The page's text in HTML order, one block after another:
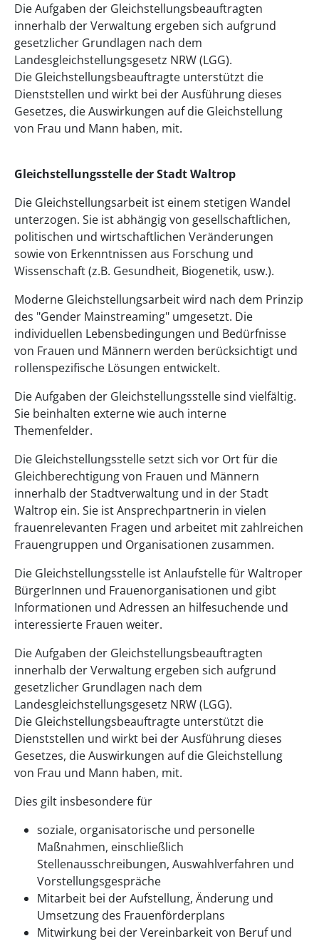
Die Aufgaben der Gleichstellungsbeauftragten
innerhalb der Verwaltung ergeben sich aufgrund
gesetzlicher Grundlagen nach dem
Landesgleichstellungsgesetz NRW (LGG).
Die Gleichstellungsbeauftragte unterstützt die
Dienststellen und wirkt bei der Ausführung dieses
Gesetzes, die Auswirkungen auf die Gleichstellung
von Frau und Mann haben, mit.
Gleichstellungsstelle der Stadt Waltrop
Die Gleichstellungsarbeit ist einem stetigen Wandel
unterzogen. Sie ist abhängig von gesellschaftlichen,
politischen und wirtschaftlichen Veränderungen
sowie von Erkenntnissen aus Forschung und
Wissenschaft (z.B. Gesundheit, Biogenetik, usw.).
Moderne Gleichstellungsarbeit wird nach dem Prinzip
des "Gender Mainstreaming" umgesetzt. Die
individuellen Lebensbedingungen und Bedürfnisse
von Frauen und Männern werden berücksichtigt und
rollenspezifische Lösungen entwickelt.
Die Aufgaben der Gleichstellungsstelle sind vielfältig.
Sie beinhalten externe wie auch interne
Themenfelder.
Die Gleichstellungsstelle setzt sich vor Ort für die
Gleichberechtigung von Frauen und Männern
innerhalb der Stadtverwaltung und in der Stadt
Waltrop ein. Sie ist Ansprechpartnerin in vielen
frauenrelevanten Fragen und arbeitet mit zahlreichen
Frauengruppen und Organisationen zusammen.
Die Gleichstellungsstelle ist Anlaufstelle für Waltroper
BürgerInnen und Frauenorganisationen und gibt
Informationen und Adressen an hilfesuchende und
interessierte Frauen weiter.
Die Aufgaben der Gleichstellungsbeauftragten
innerhalb der Verwaltung ergeben sich aufgrund
gesetzlicher Grundlagen nach dem
Landesgleichstellungsgesetz NRW (LGG).
Die Gleichstellungsbeauftragte unterstützt die
Dienststellen und wirkt bei der Ausführung dieses
Gesetzes, die Auswirkungen auf die Gleichstellung
von Frau und Mann haben, mit.
Dies gilt insbesondere für
soziale, organisatorische und personelle
Maßnahmen, einschließlich
Stellenausschreibungen, Auswahlverfahren und
Vorstellungsgespräche
Mitarbeit bei der Aufstellung, Änderung und
Umsetzung des Frauenförderplans
Mitwirkung bei der Vereinbarkeit von Beruf und